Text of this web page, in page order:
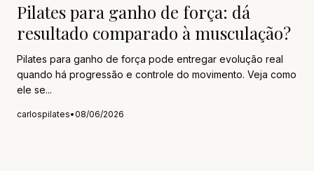
Pilates para ganho de força: dá
resultado comparado à musculação?
Pilates para ganho de força pode entregar evolução real
quando há progressão e controle do movimento. Veja como
ele se...
carlospilates•08/06/2026